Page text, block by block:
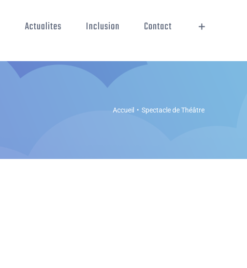
Actualites Inclusion Contact
Accueil • Spectacle de Théâtre